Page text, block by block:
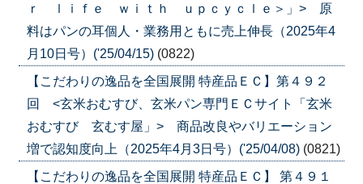
ｒ ｌｉｆｅ ｗｉｔｈ ｕｐｃｙｃｌｅ＞」> 原
料はパンの耳個人・業務用ともに売上伸長（2025年4
月10日号）('25/04/15) (0822)
【こだわりの逸品を全国展開 特産品ＥＣ】第４９２
回 <玄米おむすび、玄米パン専門ＥＣサイト「玄米
おむすび 玄むす屋」> 商品改良やバリエーション
増で認知度向上（2025年4月3日号）('25/04/08) (0821)
【こだわりの逸品を全国展開 特産品ＥＣ】 第４９１